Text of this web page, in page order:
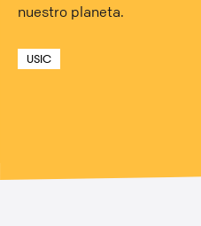
nuestro planeta.
USIC